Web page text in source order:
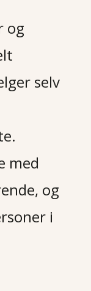
og
selv
med
og
i